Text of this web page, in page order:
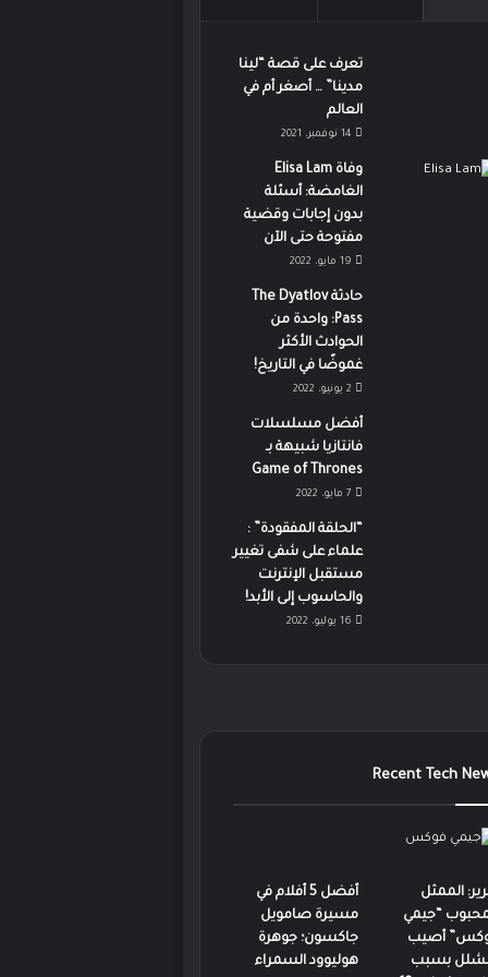
تعرف على قصة “لينا
مدينا” … أصغر أم في
العالم
14 نوفمبر، 2021
وفاة Elisa Lam
الغامضة: أسئلة
بدون إجابات وقضية
مفتوحة حتى الآن
19 مايو، 2022
حادثة The Dyatlov
Pass: واحدة من
الحوادث الأكثر
غموضًا في التاريخ!
2 يونيو، 2022
أفضل مسلسلات
فانتازيا شبيهة بـ
Game of Thrones
7 مايو، 2022
“الحلقة المفقودة” :
علماء على شفى تغيير
مستقبل الإنترنت
والحاسوب إلى الأبد!
16 يوليو، 2022
Recent Tech
الممثل
“جيمي
أصيب
بسبب
أفضل 5 أفلام في
مسيرة صامويل
جاكسون؛ جوهرة
هوليوود السمراء